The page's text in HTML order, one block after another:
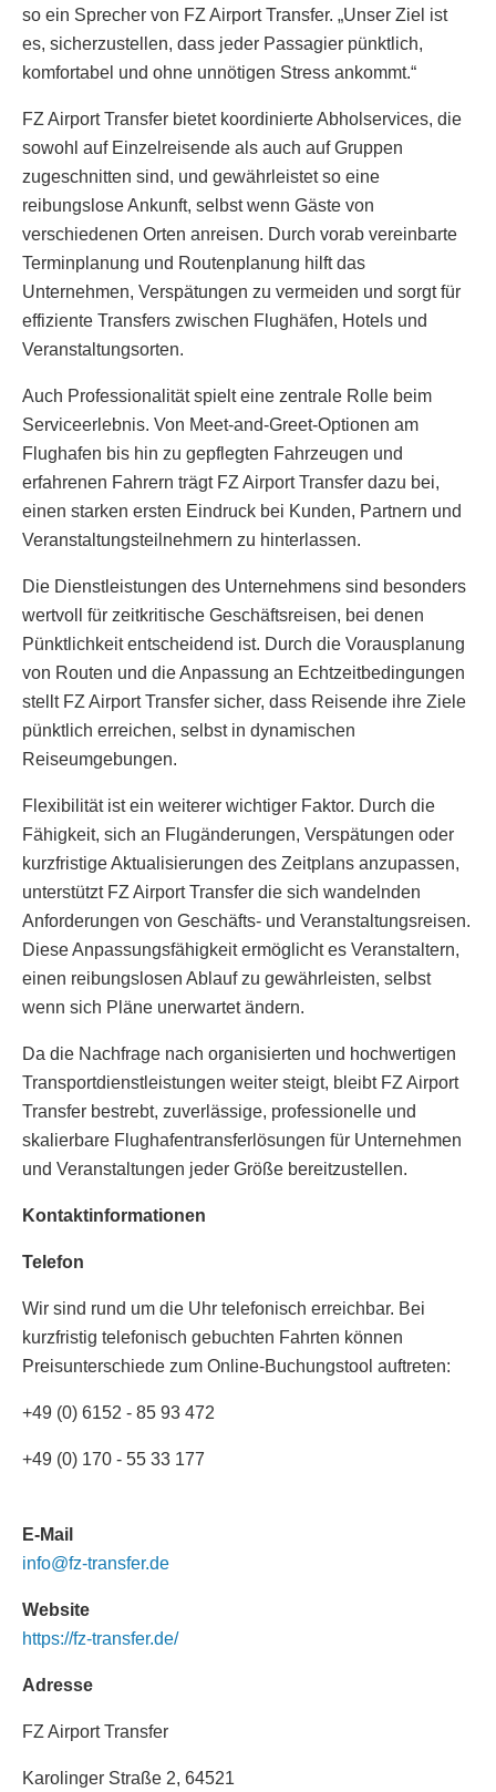
so ein Sprecher von FZ Airport Transfer. „Unser Ziel ist
es, sicherzustellen, dass jeder Passagier pünktlich,
komfortabel und ohne unnötigen Stress ankommt.“
FZ Airport Transfer bietet koordinierte Abholservices, die
sowohl auf Einzelreisende als auch auf Gruppen
zugeschnitten sind, und gewährleistet so eine
reibungslose Ankunft, selbst wenn Gäste von
verschiedenen Orten anreisen. Durch vorab vereinbarte
Terminplanung und Routenplanung hilft das
Unternehmen, Verspätungen zu vermeiden und sorgt für
effiziente Transfers zwischen Flughäfen, Hotels und
Veranstaltungsorten.
Auch Professionalität spielt eine zentrale Rolle beim
Serviceerlebnis. Von Meet-and-Greet-Optionen am
Flughafen bis hin zu gepflegten Fahrzeugen und
erfahrenen Fahrern trägt FZ Airport Transfer dazu bei,
einen starken ersten Eindruck bei Kunden, Partnern und
Veranstaltungsteilnehmern zu hinterlassen.
Die Dienstleistungen des Unternehmens sind besonders
wertvoll für zeitkritische Geschäftsreisen, bei denen
Pünktlichkeit entscheidend ist. Durch die Vorausplanung
von Routen und die Anpassung an Echtzeitbedingungen
stellt FZ Airport Transfer sicher, dass Reisende ihre Ziele
pünktlich erreichen, selbst in dynamischen
Reiseumgebungen.
Flexibilität ist ein weiterer wichtiger Faktor. Durch die
Fähigkeit, sich an Flugänderungen, Verspätungen oder
kurzfristige Aktualisierungen des Zeitplans anzupassen,
unterstützt FZ Airport Transfer die sich wandelnden
Anforderungen von Geschäfts- und Veranstaltungsreisen.
Diese Anpassungsfähigkeit ermöglicht es Veranstaltern,
einen reibungslosen Ablauf zu gewährleisten, selbst
wenn sich Pläne unerwartet ändern.
Da die Nachfrage nach organisierten und hochwertigen
Transportdienstleistungen weiter steigt, bleibt FZ Airport
Transfer bestrebt, zuverlässige, professionelle und
skalierbare Flughafentransferlösungen für Unternehmen
und Veranstaltungen jeder Größe bereitzustellen.
Kontaktinformationen
Telefon
Wir sind rund um die Uhr telefonisch erreichbar. Bei
kurzfristig telefonisch gebuchten Fahrten können
Preisunterschiede zum Online-Buchungstool auftreten:
+49 (0) 6152 - 85 93 472
+49 (0) 170 - 55 33 177
E-Mail
info@fz-transfer.de
Website
https://fz-transfer.de/
Adresse
FZ Airport Transfer
Karolinger Straße 2, 64521